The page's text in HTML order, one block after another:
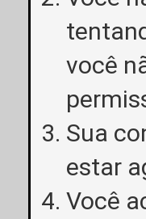
você
Sua
estar
Você